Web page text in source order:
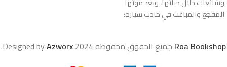
المفجع والمباغت في حادث سيارة:
الملائكي الذي هزّ عرش أم كلثوم في
ثلاثينيات القرن العشرين، كما أُشيع
Roa Bookshop جميع الحقوق محفوظة2024 Designed by
Azworx
.